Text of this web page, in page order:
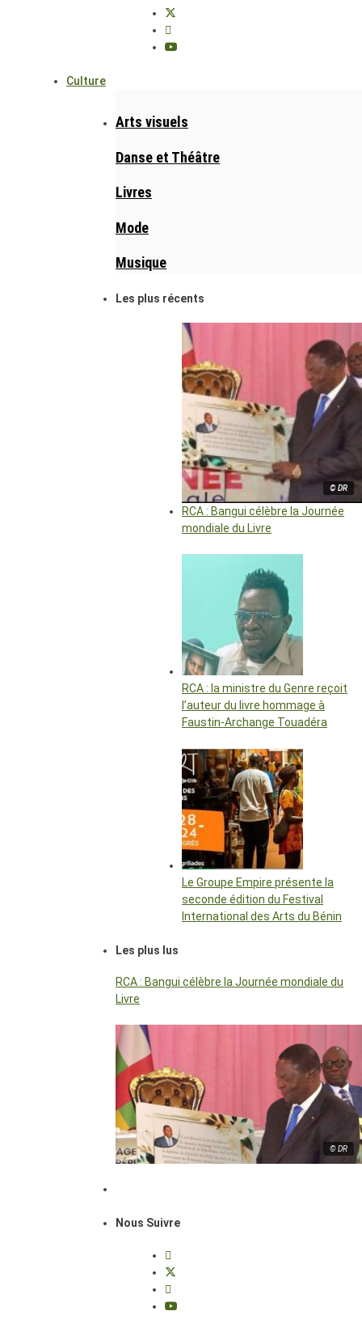
Culture
Arts visuels
Danse et Théâtre
Livres
Mode
Musique
Les plus récents
© DR
RCA : Bangui célèbre la Journée
mondiale du Livre
RCA : la ministre du Genre reçoit
l’auteur du livre hommage à
Faustin-Archange Touadéra
Le Groupe Empire présente la
seconde édition du Festival
International des Arts du Bénin
Les plus lus
RCA : Bangui célèbre la Journée mondiale du
Livre
© DR
Nous Suivre